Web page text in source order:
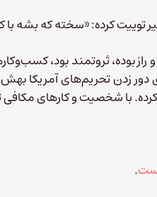
کرده:‌ «سخته که بشه با
راز بوده، ثروتمند بود،
دور زدن تحریم‌های آمریکا
با شخصیت و کارهای مکافی
.